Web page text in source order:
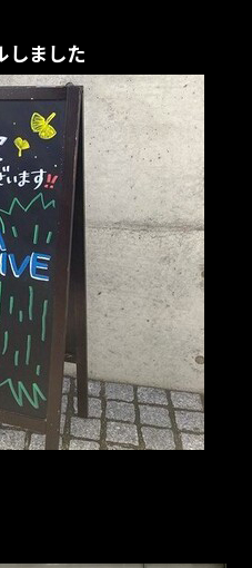
しました